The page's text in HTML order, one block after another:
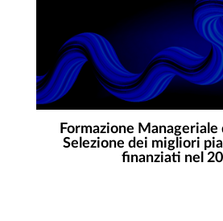
Formazione Manageriale
Selezione dei migliori
finanziati nel